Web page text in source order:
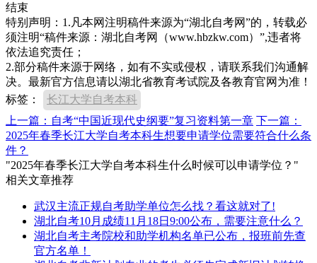
结束
特别声明：1.凡本网注明稿件来源为“湖北自考网”的，转载必
须注明“稿件来源：湖北自考网（www.hbzkw.com）”,违者将
依法追究责任；
2.部分稿件来源于网络，如有不实或侵权，请联系我们沟通解
决。最新官方信息请以湖北省教育考试院及各教育官网为准！
标签：
长江大学自考本科
上一篇：自考“中国近现代史纲要”复习资料第一章 下一篇：
2025年春季长江大学自考本科生想要申请学位需要符合什么条
件？
"2025年春季长江大学自考本科生什么时候可以申请学位？"
相关文章推荐
武汉主流正规自考助学单位怎么找？看这就对了!
湖北自考10月成绩11月18日9:00公布，需要注意什么？
湖北自考主考院校和助学机构名单已公布，报班前先查
官方名单！